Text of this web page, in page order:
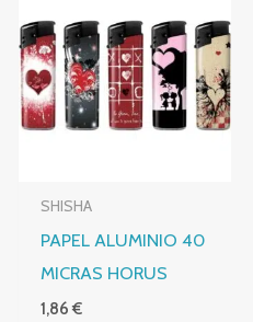
SHISHA
PAPEL ALUMINIO 40
MICRAS HORUS
1,86€